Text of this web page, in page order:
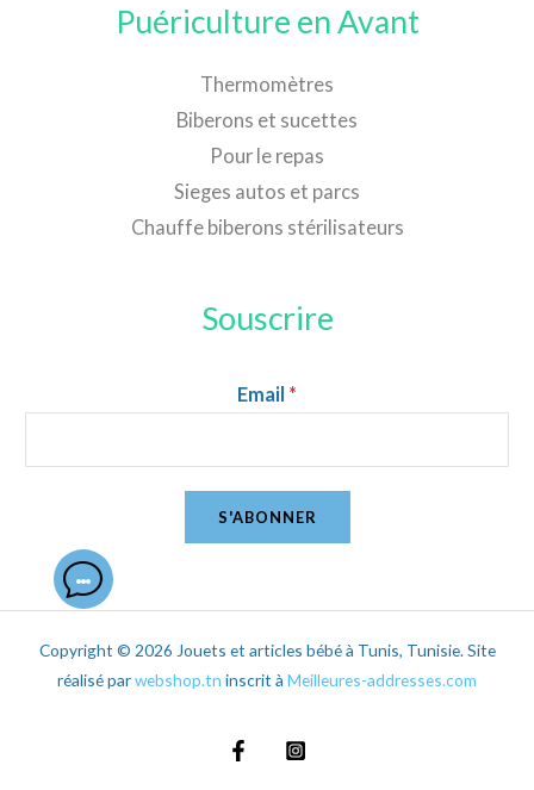
Puériculture en Avant
Thermomètres
Biberons et sucettes
Pour le repas
Sieges autos et parcs
Chauffe biberons stérilisateurs
Souscrire
Email *
S'ABONNER
Copyright © 2026 Jouets et articles bébé à Tunis, Tunisie. Site
réalisé parwebshop.tn inscrit à Meilleures-addresses.com